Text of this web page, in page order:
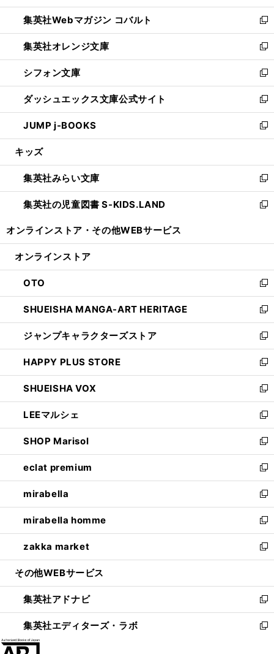
開
く
ウ
で
開
く
ン
ド
ウ
で
開
く
ウ
ィ
ン
ド
ウ
で
開
く
集英社Webマガジン コバルト
新
し
い
ウ
ィ
ン
ド
ウ
で
開
集英社オレンジ文庫
新
し
い
ウ
ィ
ン
ド
ウ
開
く
シフォン文庫
新
し
い
ウ
ィ
ン
ウ
で
開
く
ダッシュエックス文庫公式サイト
新
し
い
ウ
ン
ド
ウ
で
JUMP j-BOOKS
新
し
ウ
ィ
ン
ド
開
キッズ
集英社みらい文庫
新
し
い
ン
ウ
で
開
く
集英社の児童図書 S-KIDS.LAND
新
ウ
ン
ド
ウ
で
開
く
オンラインストア・ その他WEBサービス
オンラインストア
OTO
新
し
い
ウ
ィ
ン
ド
ウ
で
開
く
SHUEISHA MANGA-ART HERITAGE
新
し
い
ウ
ィ
ン
ド
ウ
で
開
く
ジャンプキャラクターズストア
新
し
い
ウ
ィ
ン
ド
ウ
で
開
く
HAPPY PLUS STORE
新
し
い
ウ
ィ
ン
ド
ウ
で
開
く
SHUEISHA VOX
新
し
い
ウ
ィ
ン
ド
ウ
で
開
く
LEEマルシェ
新
し
い
ウ
ィ
ン
ド
ウ
で
開
く
SHOP Marisol
新
し
い
ウ
ィ
ン
ド
ウ
で
開
eclat premium
新
し
い
ウ
ィ
ン
ド
ウ
開
く
mirabella
新
し
い
ウ
ィ
ン
ウ
で
開
く
mirabella homme
新
し
い
ウ
ン
ド
ウ
で
zakka market
新
し
ウ
ィ
ン
ド
その他WEBサービス
集英社アドナビ
新
し
い
集英社エディターズ・ラボ
新